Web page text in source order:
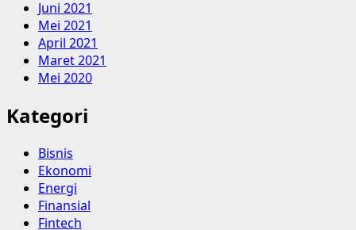
Juni 2021
Mei 2021
April 2021
Maret 2021
Mei 2020
Kategori
Bisnis
Ekonomi
Energi
Finansial
Fintech